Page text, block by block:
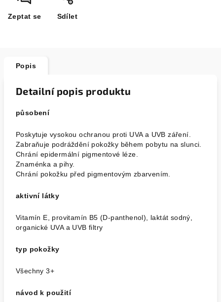
Zeptat se Sdílet
Popis
Detailní popis produktu
působení
Poskytuje vysokou ochranou proti UVA a UVB záření.
Zabraňuje podráždění pokožky během pobytu na slunci.
Chrání epidermální pigmentové léze.
Znaménka a pihy.
Chrání pokožku před pigmentovým zbarvením.
aktivní látky
Vitamín E, provitamín B5 (D-panthenol), laktát sodný,
organické UVA a UVB filtry
typ pokožky
Všechny 3+
návod k použití